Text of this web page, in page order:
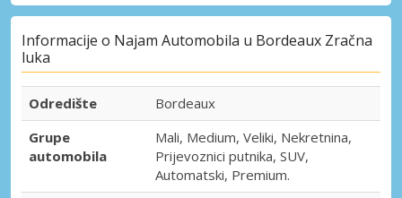
Informacije o Najam Automobila u Bordeaux Zračna
luka
Odredište
Bordeaux
Grupe
automobila
Mali, Medium, Veliki, Nekretnina,
Prijevoznici putnika, SUV,
Automatski, Premium.